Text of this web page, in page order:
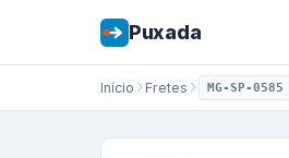
Puxada
Início Fretes MG-SP-0585